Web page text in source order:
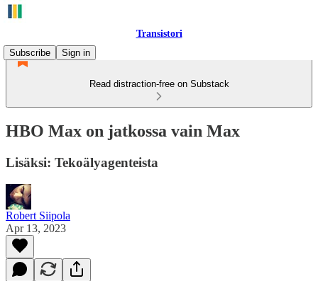
Transistori
Subscribe
Sign in
Read distraction-free on Substack
HBO Max on jatkossa vain Max
Lisäksi: Tekoälyagenteista
Robert Siipola
Apr 13, 2023